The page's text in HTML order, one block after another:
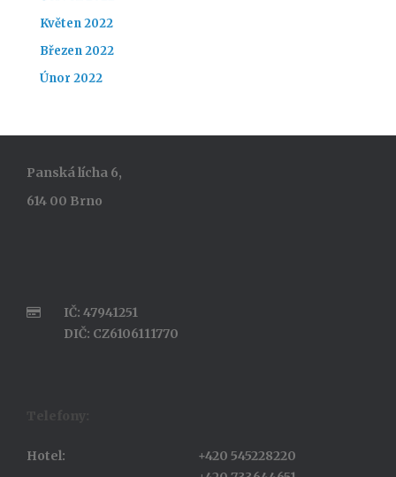
Květen 2022
Březen 2022
Únor 2022
Panská lícha 6,
614 00 Brno
IČ: 47941251
DIČ: CZ6106111770
Hotel:
+420 545228220